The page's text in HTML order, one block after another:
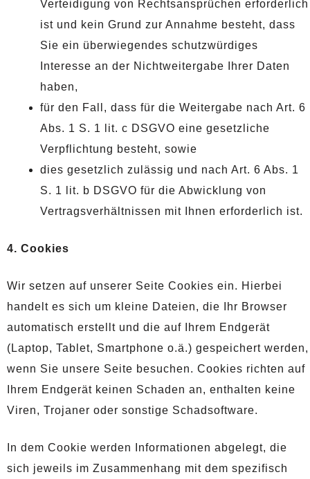
Verteidigung von Rechtsansprüchen erforderlich
ist und kein Grund zur Annahme besteht, dass
Sie ein überwiegendes schutzwürdiges
Interesse an der Nichtweitergabe Ihrer Daten
haben,
für den Fall, dass für die Weitergabe nach Art. 6
Abs. 1 S. 1 lit. c DSGVO eine gesetzliche
Verpflichtung besteht, sowie
dies gesetzlich zulässig und nach Art. 6 Abs. 1
S. 1 lit. b DSGVO für die Abwicklung von
Vertragsverhältnissen mit Ihnen erforderlich ist.
4. Cookies
Wir setzen auf unserer Seite Cookies ein. Hierbei
handelt es sich um kleine Dateien, die Ihr Browser
automatisch erstellt und die auf Ihrem Endgerät
(Laptop, Tablet, Smartphone o.ä.) gespeichert werden,
wenn Sie unsere Seite besuchen. Cookies richten auf
Ihrem Endgerät keinen Schaden an, enthalten keine
Viren, Trojaner oder sonstige Schadsoftware.
In dem Cookie werden Informationen abgelegt, die
sich jeweils im Zusammenhang mit dem spezifisch